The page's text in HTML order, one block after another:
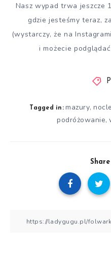
Nasz wypad trwa jeszcze
gdzie jesteśmy teraz,
(wystarczy, że na
i możecie
Tagged in: mazury,
podróżowanie,